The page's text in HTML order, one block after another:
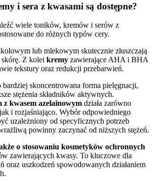
i sera z kwasami są dostępne?
wiele toników, kremów i serów z
do różnych typów cery.
lub mlekowym skutecznie złuszczają
Z kolei kremy zawierające AHA i BHA
tekstury oraz redukcji przebarwień.
bardziej skoncentrowana forma pielęgnacji,
stężenia składników aktywnych.
z kwasem azelainowym działa zarówno
i rozjaśniająco. Wybór odpowiedniego
uzależniony od specyficznych potrzeb
powinny zaczynać od niższych stężeń.
o stosowaniu kosmetyków ochronnych
zawierających kwasy. To kluczowe dla
oraz uszkodzeń spowodowanych działaniem